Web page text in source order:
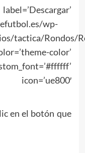
wp-
tactica/Rondos/
color’
icon=’ue800′
en el botón que